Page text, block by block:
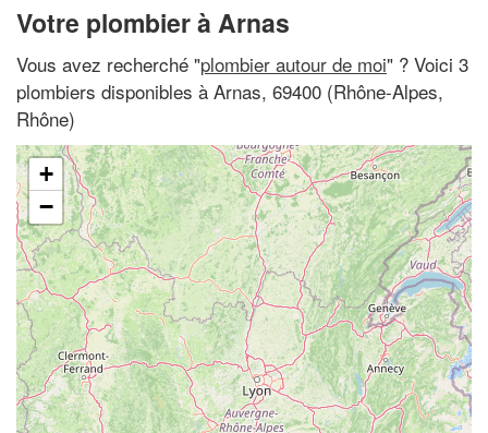
Votre plombier à Arnas
Vous avez recherché "plombier autour de moi" ? Voici 3
plombiers disponibles à Arnas, 69400 (Rhône-Alpes,
Rhône)
+
−